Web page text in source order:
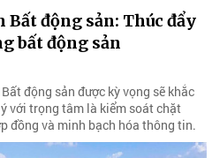
Bất động sản: Thúc đẩy
bất động sản
động sản được kỳ vọng sẽ khắc
với trọng tâm là kiểm soát chặt
đồng và minh bạch hóa thông tin.